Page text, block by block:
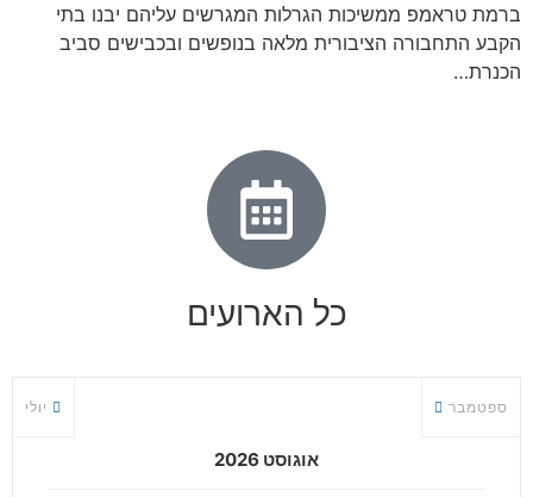
ברמת טראמפ ממשיכות הגרלות המגרשים עליהם יבנו בתי
הקבע התחבורה הציבורית מלאה בנופשים ובכבישים סביב
הכנרת…
כל הארועים
יולי
אוגוסט 2026
ספטמבר